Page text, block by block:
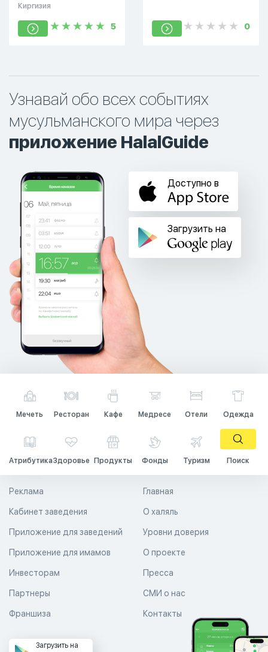
Киргизия
5 0
Узнавай обо всех событиях
мусульманского мира через
приложение HalalGuide
Доступно в
Загрузить на
Мечеть Ресторан Кафе Медресе Отели Одежда
АтрибутикаЗдоровье Продукты Фонды Туризм Поиск
Главная
О халяль
Уровни доверия
Реклама
Кабинет заведения
Приложение для заведений
Приложение для имамов О проекте
Пресса
СМИ о нас
Контакты
Инвесторам
Партнеры
Франшиза
Загрузить на